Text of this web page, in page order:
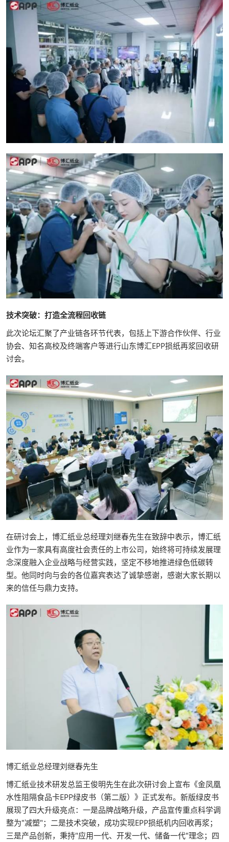
技术突破：打造全流程回收链
此次论坛汇聚了产业链各环节代表，包括上下游合作伙伴、行业
协会、知名高校及终端客户等进行山东博汇EPP损纸再浆回收研
讨会。
在研讨会上，博汇纸业总经理刘继春先生在致辞中表示，博汇纸
业作为一家具有高度社会责任的上市公司，始终将可持续发展理
念深度融入企业战略与经营实践，坚定不移地推进绿色低碳转
型。他同时向与会的各位嘉宾表达了诚挚感谢，感谢大家长期以
来的信任与鼎力支持。
博汇纸业总经理刘继春先生
博汇纸业技术研发总监王俊明先生在此次研讨会上宣布《金凤凰
水性阻隔食品卡EPP绿皮书（第二版）》正式发布。新版绿皮书
展现了四大升级亮点：一是品牌战略升级，产品宣传重点科学调
整为"减塑"；二是技术突破，成功实现EPP损纸机内回收再浆；
三是产品创新，秉持"应用一代、开发一代、储备一代"理念；四